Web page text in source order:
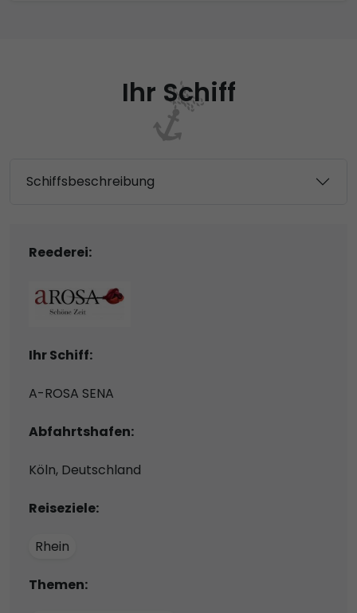
Ihr Schiff
Schiffsbeschreibung
Reederei:
Ihr Schiff:
A-ROSA SENA
Abfahrtshafen:
Köln, Deutschland
Reiseziele:
Rhein
Themen: